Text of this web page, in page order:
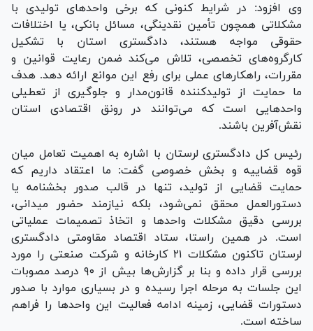
وی افزود: در شرایط کنونی که برخی واحد‌های تولیدی با
مشکلاتی همچون تأمین نقدینگی، مسائل بانکی، یا اختلافات
حقوقی مواجه هستند، دادگستری استان با تشکیل
کارگروه‌های تخصصی، تلاش می‌کند ضمن رعایت قوانین و
مقررات، راهکار‌های عملی برای رفع این موانع ارائه دهد. هدف
ما حمایت از تولیدکننده قانون‌مدار و جلوگیری از تعطیلی
واحد‌هایی است که می‌توانند در رونق اقتصادی استان
نقش‌آفرین باشند.
رئیس کل دادگستری لرستان با اشاره به اهمیت تعامل میان
قوه قضاییه و بخش خصوصی گفت: ما اعتقاد داریم که
حمایت قضایی از تولید، تنها در قالب صدور بخشنامه یا
دستورالعمل محقق نمی‌شود، بلکه نیازمند حضور میدانی،
بررسی دقیق مشکلات واحد‌ها و اتخاذ تصمیمات عملیاتی
است. در همین راستا، ستاد اقتصاد مقاومتی دادگستری
لرستان تاکنون مشکلات ۲۱ کارخانه و شرکت صنعتی را مورد
بررسی قرار داده و بنا بر گزارش‌ها بیش از ۹۰ درصد مصوبات
این جلسات به مرحله اجرا رسیده و در بسیاری موارد با صدور
دستورات قضایی، زمینه ادامه فعالیت این واحد‌ها را فراهم
ساخته است.